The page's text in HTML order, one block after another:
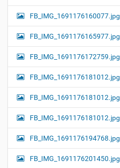
FB_IMG_1691176160077.jpg
FB_IMG_1691176165977.jpg
FB_IMG_1691176172759.jpg
FB_IMG_1691176181012.jpg
FB_IMG_1691176181012.jpg
FB_IMG_1691176181012.jpg
FB_IMG_1691176194768.jpg
FB_IMG_1691176201450.jpg